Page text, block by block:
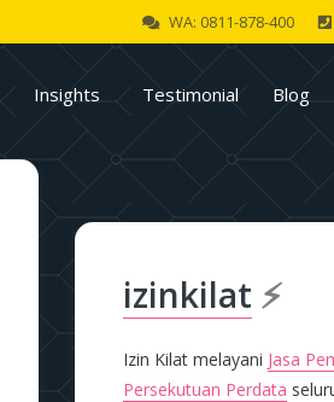
WA: 0811-878-400
Insights Testimonial Blog
izinkilat ⚡
Izin Kilat melayani Jasa
Persekutuan Perdata